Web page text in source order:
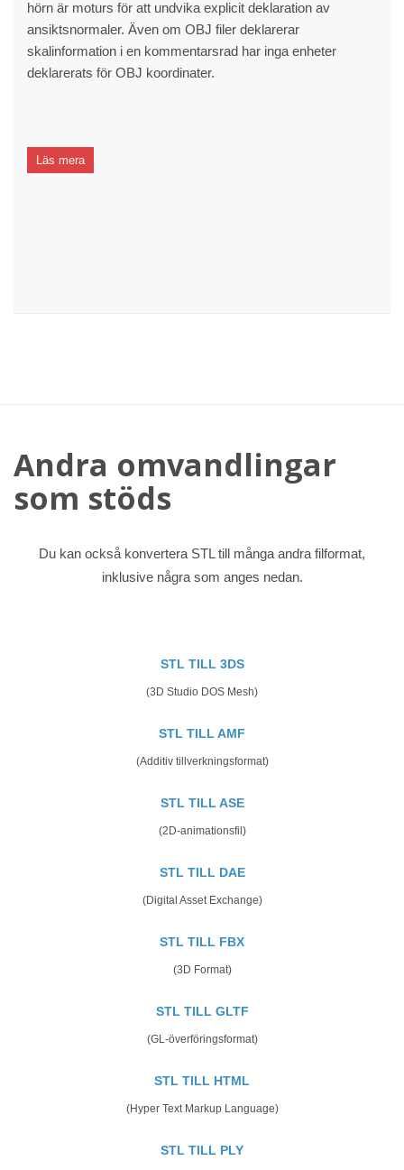
hörn är moturs för att undvika explicit deklaration av
ansiktsnormaler. Även om OBJ filer deklarerar
skalinformation i en kommentarsrad har inga enheter
deklarerats för OBJ koordinater.
Läs mera
Andra omvandlingar
som stöds
Du kan också konvertera STL till många andra filformat,
inklusive några som anges nedan.
STL TILL 3DS
(3D Studio DOS Mesh)
STL TILL AMF
(Additiv tillverkningsformat)
STL TILL ASE
(2D-animationsfil)
STL TILL DAE
(Digital Asset Exchange)
STL TILL FBX
(3D Format)
STL TILL GLTF
(GL-överföringsformat)
STL TILL HTML
(Hyper Text Markup Language)
STL TILL PLY